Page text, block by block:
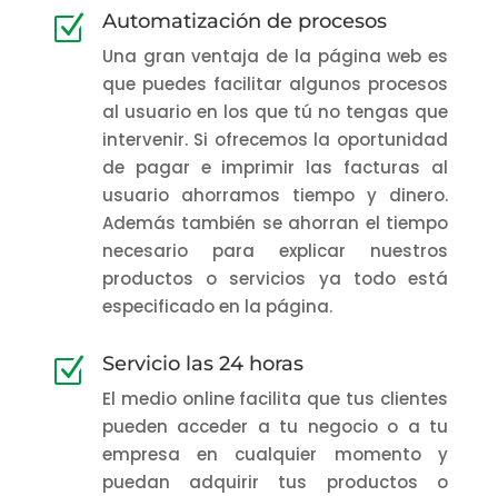
Z Automatización de procesos
Una gran ventaja de la página web es
que puedes facilitar algunos procesos
al usuario en los que tú no tengas que
intervenir. Si ofrecemos la oportunidad
de pagar e imprimir las facturas al
usuario ahorramos tiempo y dinero.
Además también se ahorran el tiempo
necesario para explicar nuestros
productos o servicios ya todo está
especificado en la página.
Z Servicio las 24 horas
El medio online facilita que tus clientes
pueden acceder a tu negocio o a tu
empresa en cualquier momento y
puedan adquirir tus productos o